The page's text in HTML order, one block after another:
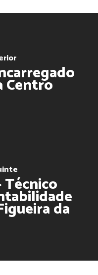
Centro
da